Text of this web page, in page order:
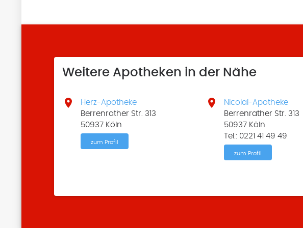
Weitere Apotheken in der Nähe

Herz-Apotheke
Berrenrather Str. 313
50937 Köln
zum Profil

Nicolai-Apotheke
Berrenrather Str. 313
50937 Köln
Tel.: 0221 41 49 49
zum Profil